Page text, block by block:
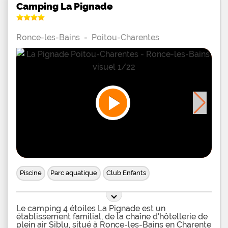
Camping La Pignade
Ronce-les-Bains - Poitou-Charentes
Piscine Parc aquatique Club Enfants
Le camping 4 étoiles La Pignade est un
établissement familial, de la chaîne d'hôtellerie de
plein air Siblu, situé à Ronce-les-Bains en Charente